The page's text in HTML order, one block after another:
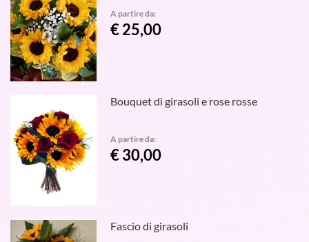
A partire da:
€ 25,00
Bouquet di girasoli e rose rosse
A partire da:
€ 30,00
Fascio di girasoli